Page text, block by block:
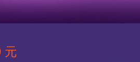
元